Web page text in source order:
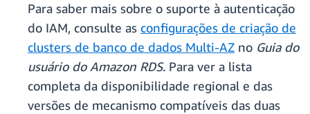
Para saber mais sobre o suporte à autenticação
do IAM, consulte as configurações de criação de
clusters de banco de dados Multi-AZ no Guia do
usuário do Amazon RDS. Para ver a lista
completa da disponibilidade regional e das
versões de mecanismo compatíveis das duas